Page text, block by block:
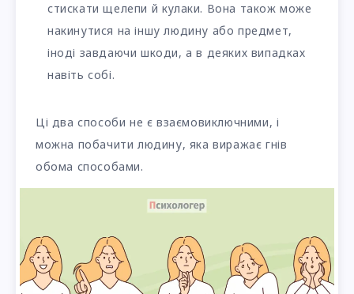
стискати щелепи й кулаки. Вона також може
накинутися на іншу людину або предмет,
іноді завдаючи шкоди, а в деяких випадках
навіть собі.
Ці два способи не є взаємовиключними, і
можна побачити людину, яка виражає гнів
обома способами.